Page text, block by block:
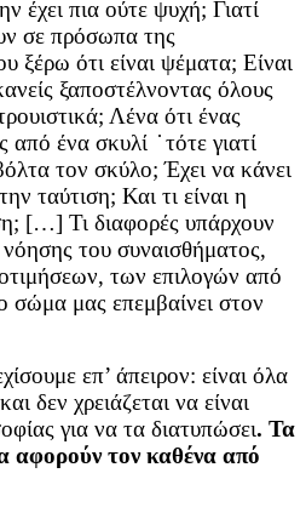
έχει πια ούτε ψυχή; Γιατί
σε πρόσωπα της
ξέρω ότι είναι ψέματα; Είναι
ξαποστέλνοντας όλους
Λένα ότι ένας
από ένα σκυλί ̇ τότε γιατί
τον σκύλο; Έχει να κάνει
ταύτιση; Και τι είναι η
[…] Τι διαφορές υπάρχουν
του συναισθήματος,
των επιλογών από
σώμα μας επεμβαίνει στον
επ’ άπειρον: είναι όλα
δεν χρειάζεται να είναι
για να τα διατυπώσει. Τα
αφορούν τον καθένα από